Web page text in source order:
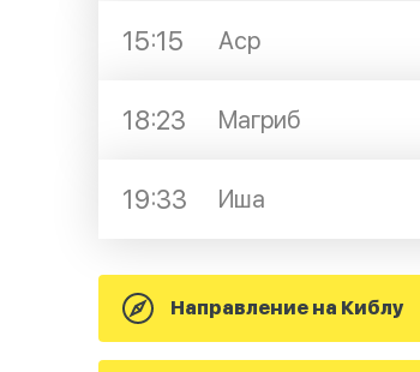
15:15 Аср
18:23 Магриб
19:33 Иша
Направление на Киблу